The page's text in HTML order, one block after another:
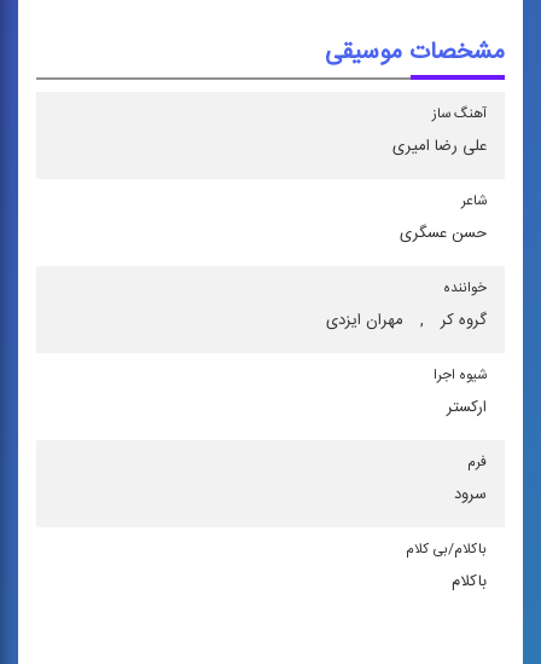
مشخصات موسیقی
آهنگ ساز
علی رضا امیری
شاعر
حسن عسگری
خواننده
گروه كر , مهران ایزدی
شیوه اجرا
اركستر
فرم
سرود
باكلام/بی كلام
باکلام